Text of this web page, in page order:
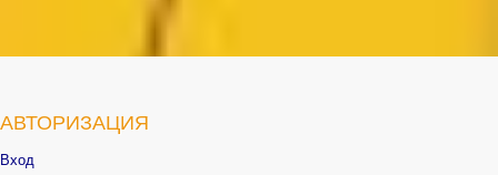
АВТОРИЗАЦИЯ
Вход